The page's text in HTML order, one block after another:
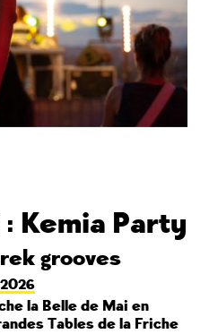
: Kemia Party
grooves
la Belle de Mai en
Tables de la Friche